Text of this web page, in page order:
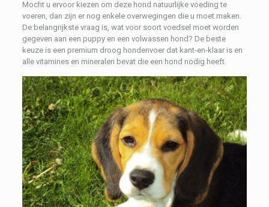
Mocht u ervoor kiezen om deze hond natuurlijke voeding te
voeren, dan zijn er nog enkele overwegingen die u moet maken.
De belangrijkste vraag is, wat voor soort voedsel moet worden
gegeven aan een puppy en een volwassen hond? De beste
keuze is een premium droog hondenvoer dat kant-en-klaar is en
alle vitamines en mineralen bevat die een hond nodig heeft.